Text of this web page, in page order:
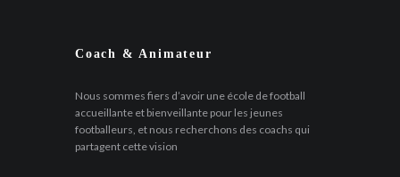
Coach & Animateur
Nous sommes fiers d’avoir une école de football
accueillante et bienveillante pour les jeunes
footballeurs, et nous recherchons des coachs qui
partagent cette vision